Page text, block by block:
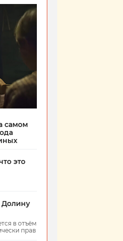
самом
это
Долину
в отъём
прав